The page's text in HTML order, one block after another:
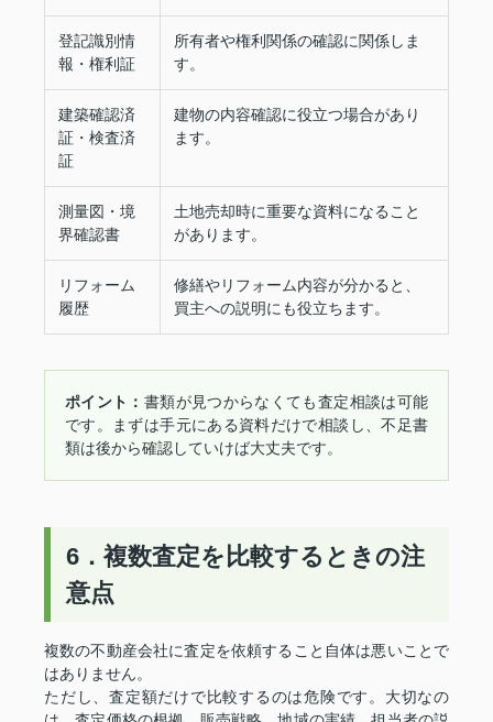
登記識別情
報・権利証
所有者や権利関係の確認に関係しま
す。
建築確認済
証・検査済
証
建物の内容確認に役立つ場合があり
ます。
測量図・境
界確認書
土地売却時に重要な資料になること
があります。
リフォーム
履歴
修繕やリフォーム内容が分かると、
買主への説明にも役立ちます。
ポイント： 書類が見つからなくても査定相談は可能
です。まずは手元にある資料だけで相談し、不足書
類は後から確認していけば大丈夫です。
6．複数査定を比較するときの注
意点
複数の不動産会社に査定を依頼すること自体は悪いことで
はありません。
ただし、査定額だけで比較するのは危険です。大切なの